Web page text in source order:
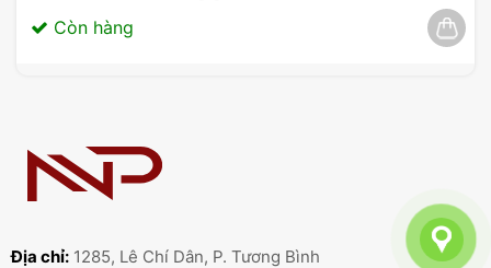
Còn hàng
Địa chỉ: 1285, Lê Chí Dân, P. Tương Bình